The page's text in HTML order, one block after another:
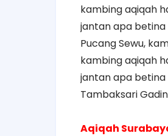
kambing aqiqah
jantan apa betina
Pucang Sewu,
kambing aqiqah
jantan apa betina
Tambaksari
Aqiqah